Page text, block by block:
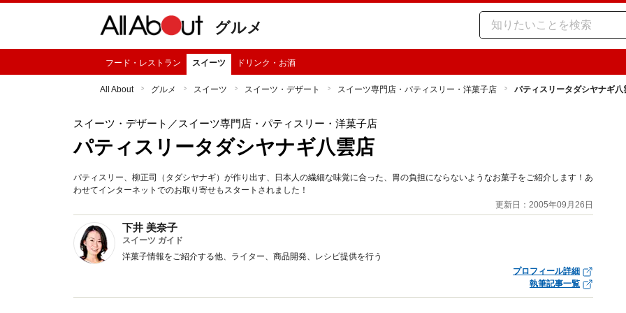
グルメ
フード・レストラン スイーツ ドリンク・お酒
All About グルメ スイーツ スイーツ・デザート スイーツ専門店・パティスリー・洋菓子店 パティスリータダシヤナギ八
スイーツ・デザート ／スイーツ専門店・パティスリー・洋菓子店
パティスリータダシヤナギ八雲店
パティスリー、柳正司（タダシヤナギ）が作り出す、日本人の繊細な味覚に合った、胃の負担にならないようなお菓子をご紹介します！あ
わせてインターネットでのお取り寄せもスタートされました！
更新日：2005年09月26日
下井 美奈子
スイーツ ガイド
洋菓子情報をご紹介する他、ライター、商品開発、レシピ提供を行う
プロフィール詳細
執筆記事一覧